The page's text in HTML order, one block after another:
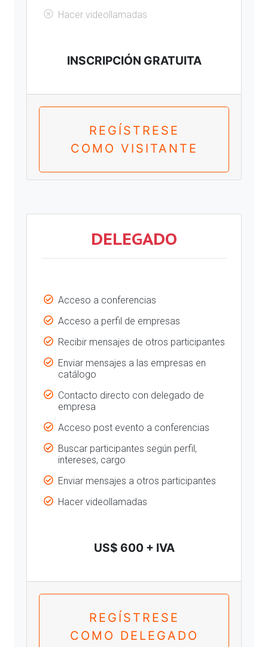
Hacer videollamadas
INSCRIPCIÓN GRATUITA
REGÍSTRESE
COMO VISITANTE
DELEGADO
Acceso a conferencias
Acceso a perfil de empresas
Recibir mensajes de otros participantes
Enviar mensajes a las empresas en
catálogo
Contacto directo con delegado de
empresa
Acceso post evento a conferencias
Buscar participantes según perfil,
intereses, cargo
Enviar mensajes a otros participantes
Hacer videollamadas
US$ 600 + IVA
REGÍSTRESE
COMO DELEGADO